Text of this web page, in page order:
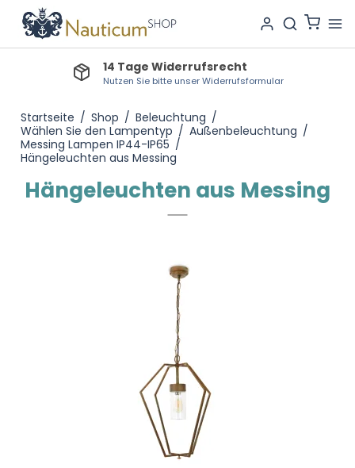
Lieferzeit Lagerware: 1-2 Tage
Bestellartikel: 3-7 Tage, Produktionsartikel: 3-4 Wochen
Startseite / Shop / Beleuchtung /
Wählen Sie den Lampentyp / Außenbeleuchtung /
Messing Lampen IP44-IP65 /
Hängeleuchten aus Messing
Hängeleuchten aus Messing